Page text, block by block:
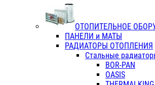
ОТОПИТЕЛЬНОЕ
ПАНЕЛИ и МАТЫ
РАДИАТОРЫ ОТОПЛЕНИЯ
Стальные
BOR-PAN
OASIS